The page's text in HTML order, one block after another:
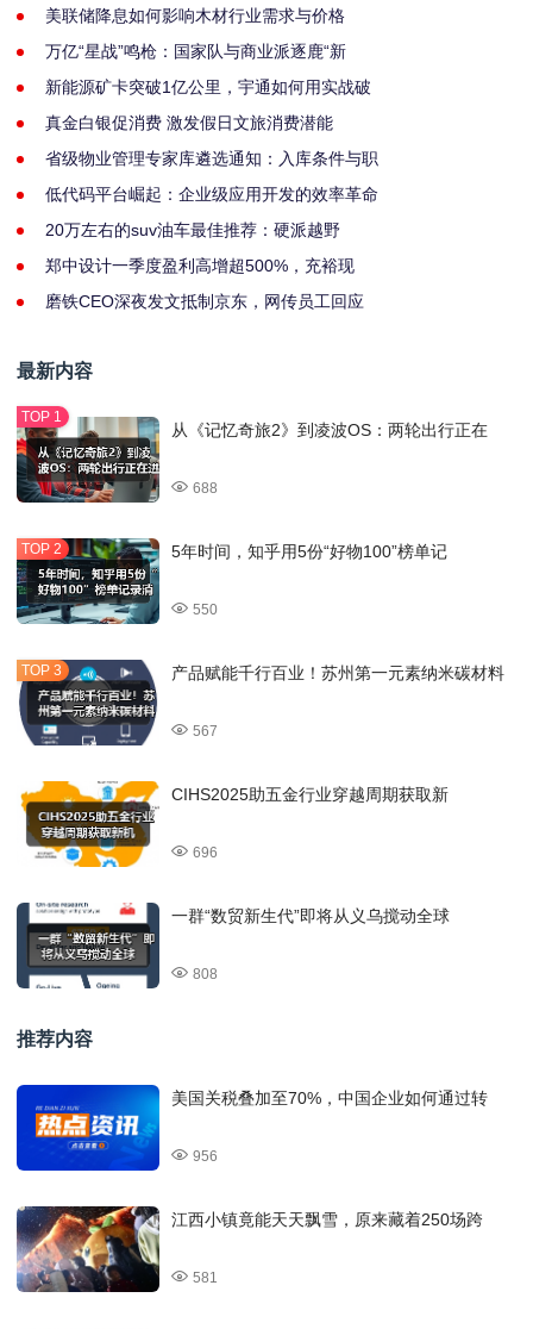
美联储降息如何影响木材行业需求与价格
万亿“星战”鸣枪：国家队与商业派逐鹿“新
新能源矿卡突破1亿公里，宇通如何用实战破
真金白银促消费 激发假日文旅消费潜能
省级物业管理专家库遴选通知：入库条件与职
低代码平台崛起：企业级应用开发的效率革命
20万左右的suv油车最佳推荐：硬派越野
郑中设计一季度盈利高增超500%，充裕现
磨铁CEO深夜发文抵制京东，网传员工回应
最新内容
从《记忆奇旅2》到凌波OS：两轮出行正在
688
5年时间，知乎用5份“好物100”榜单记
550
产品赋能千行百业！苏州第一元素纳米碳材料
567
CIHS2025助五金行业穿越周期获取新
696
一群“数贸新生代”即将从义乌搅动全球
808
推荐内容
美国关税叠加至70%，中国企业如何通过转
956
江西小镇竟能天天飘雪，原来藏着250场跨
581